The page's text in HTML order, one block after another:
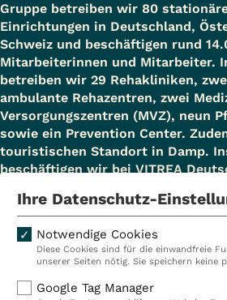
Gruppe betreiben wir 80
Einrichtungen in Deutschland,
Schweiz und beschäftigen rund
Mitarbeiterinnen und Mitarbeiter.
betreiben wir 29 Rehakliniken,
ambulante Rehazentren, zwei
Versorgungszentren (MVZ), neun
sowie ein Prevention Center.
touristischen Standort in Damp.
beschäftigen wir bei VITREA
Kliniken
Reha
Ihre Datenschutz-
Notwendige Cookies
Diese Cookies sind für die einwandfreie
unserer Seiten nötig. Sie speichern keine
Google Tag Manager